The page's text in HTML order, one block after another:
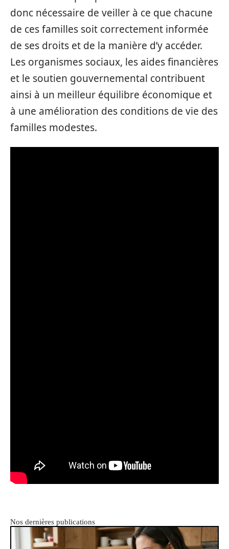
donc nécessaire de veiller à ce que chacune
de ces familles soit correctement informée
de ses droits et de la manière d’y accéder.
Les organismes sociaux, les aides financières
et le soutien gouvernemental contribuent
ainsi à un meilleur équilibre économique et
à une amélioration des conditions de vie des
familles modestes.
Nos dernières publications